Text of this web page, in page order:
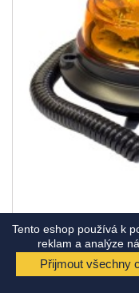
Tento eshop používá k
reklam a analýze
Přijmout všechny
MAJÁK LED